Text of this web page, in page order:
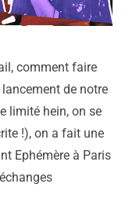
comment faire
de notre
limité hein, on se
!), on a fait une
Ephémère à Paris